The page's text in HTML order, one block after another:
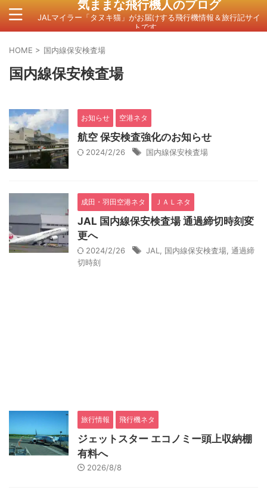
気ままな飛行機人のプログ
JALマイラー「タヌキ猫」がお届けする飛行機情報＆旅行記サイ
トです。
HOME > 国内線保安検査場
国内線保安検査場
お知らせ 空港ネタ
航空 保安検査強化のお知らせ
2024/2/26 国内線保安検査場
成田・羽田空港ネタ ＪＡＬネタ
JAL 国内線保安検査場 通過締切時刻変
更へ
2024/2/26 JAL 国内線保安検査場 通過締
切時刻
旅行情報 飛行機ネタ
ジェットスター エコノミー頭上収納棚
有料へ
2026/8/8